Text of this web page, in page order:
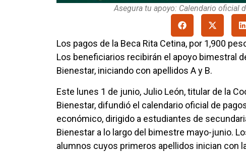
Asegura tu apoyo: Calendario oficial
Los pagos de la Beca Rita Cetina, por 1,900
Los beneficiarios recibirán el apoyo bimestral
Bienestar, iniciando con apellidos A y B.
Este lunes 1 de junio, Julio León, titular de la
Bienestar, difundió el calendario oficial de
económico, dirigido a estudiantes de
Bienestar a lo largo del bimestre mayo-junio.
alumnos cuyos primeros apellidos inician con